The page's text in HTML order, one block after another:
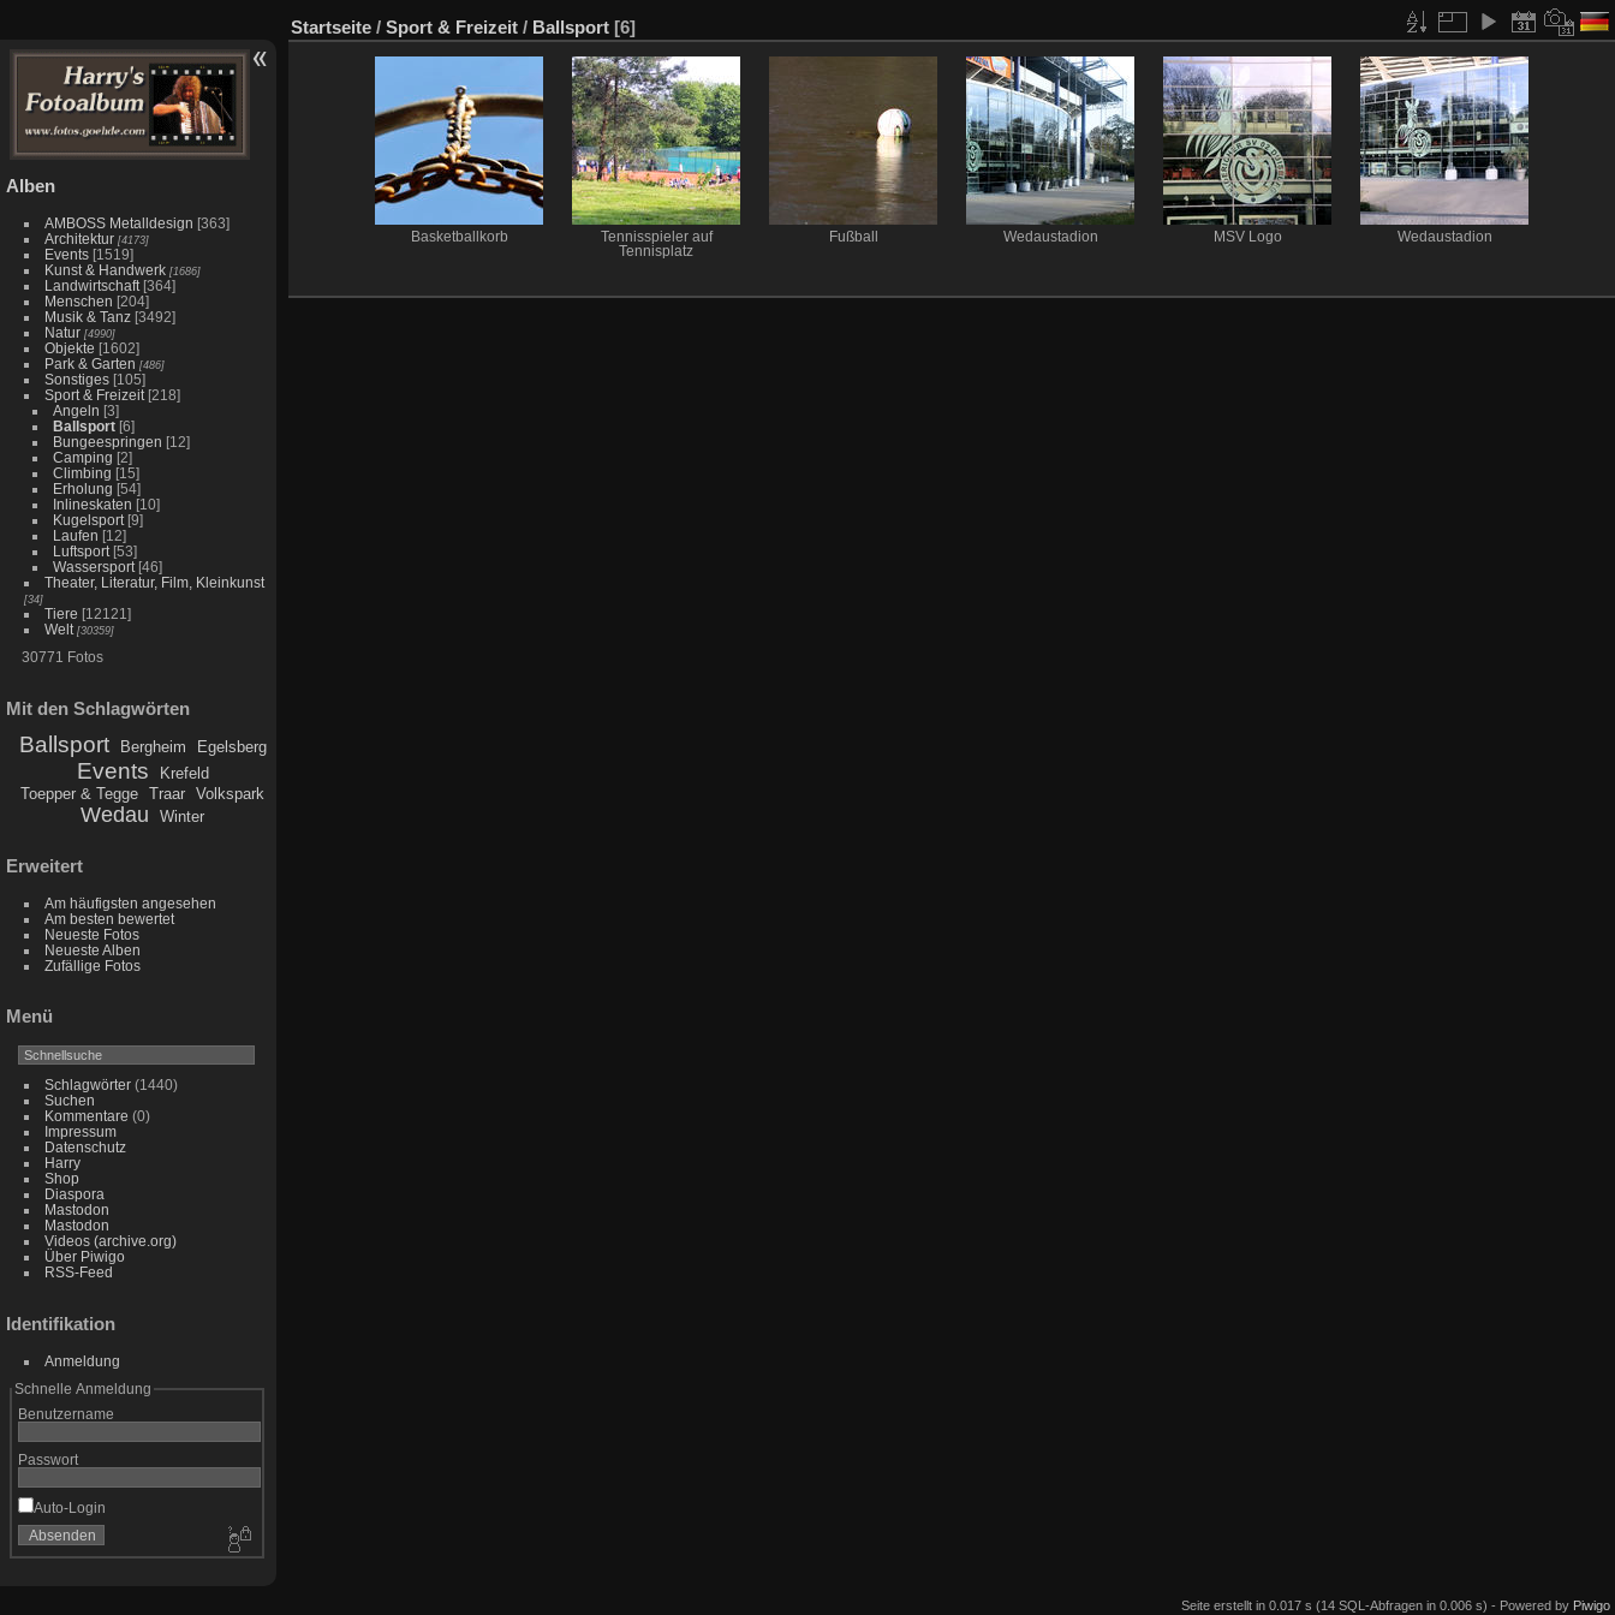
Alben
AMBOSS Metalldesign [363]
Architektur [4173]
Events [1519]
Kunst & Handwerk [1686]
Landwirtschaft [364]
Menschen [204]
Musik & Tanz [3492]
Natur [4990]
Objekte [1602]
Park & Garten [486]
Sonstiges [105]
Sport & Freizeit [218]
Angeln [3]
Ballsport [6]
Bungeespringen [12]
Camping [2]
Climbing [15]
Erholung [54]
Inlineskaten [10]
Kugelsport [9]
Laufen [12]
Luftsport [53]
Wassersport [46]
Theater, Literatur, Film, Kleinkunst
[34]
Tiere [12121]
Welt [30359]
30771 Fotos
Mit den Schlagwörten
Ballsport Bergheim Egelsberg
Events
Krefeld
Toepper & Tegge
Traar Volkspark
Wedau Winter
Erweitert
Am häufigsten angesehen
Am besten bewertet
Neueste Fotos
Neueste Alben
Zufällige Fotos
Menü
Schlagwörter(1440)
Suchen
Kommentare (0)
Impressum
Datenschutz
Harry
Shop
Diaspora
Mastodon
Mastodon
Videos (archive.org)
Über Piwigo
RSS-Feed
Identifikation
Anmeldung
Schnelle Anmeldung
Benutzername
Passwort
Auto-Login
Startseite / Sport & Freizeit / Ballsport [6]
Basketballkorb
Tennisspieler auf
Tennisplatz
Fußball Wedaustadion MSV Logo Wedaustadion
Seite erstellt in 0.017 s (14 SQL-Abfragen in 0.006 s) - Powered by Piwigo